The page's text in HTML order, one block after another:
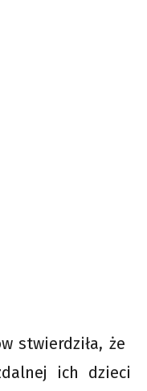
stwierdziła, że
ich dzieci